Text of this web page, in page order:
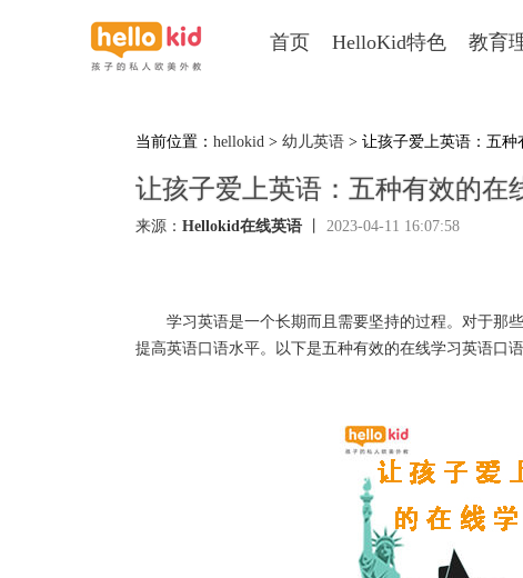
首页 HelloKid特色 教育
当前位置： hellokid > 幼儿英语 > 让孩子爱上英语：五
让孩子爱上英语：五种有效的在
来源： Hellokid在线英语 2023-04-11 16:07:58
学习英语是一个长期而且需要坚持的过程。对于那些
提高英语口语水平。以下是五种有效的在线学习英语口